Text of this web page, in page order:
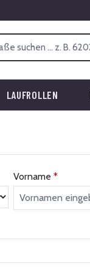
LAUFROLLEN
Vorname *